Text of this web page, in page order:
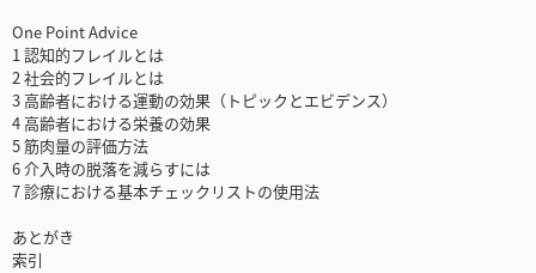
One Point Advice
1 認知的フレイルとは
2 社会的フレイルとは
3 高齢者における運動の効果（トピックとエビデンス）
4 高齢者における栄養の効果
5 筋肉量の評価方法
6 介入時の脱落を減らすには
7 診療における基本チェックリストの使用法
あとがき
索引